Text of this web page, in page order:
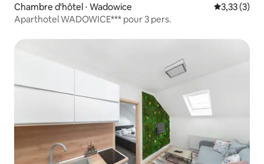
Chambre d'hôtel ⋅ Wadowice Évaluation
3,33 (3)
Aparthotel WADOWICE*** pour 3 pers.